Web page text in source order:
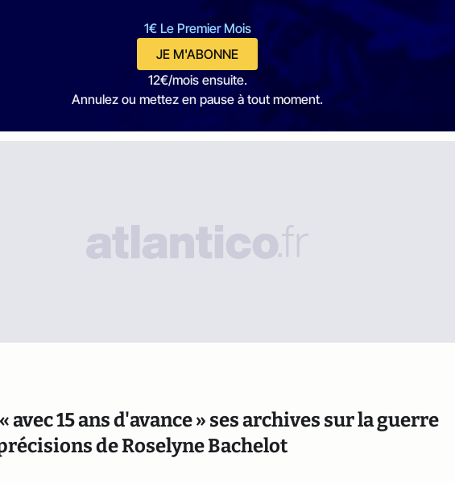
1€ Le Premier Mois
JE M'ABONNE
12€/mois ensuite.
Annulez ou mettez en pause à tout moment.
avec 15 ans d'avance » ses archives sur la guerre
de Roselyne Bachelot